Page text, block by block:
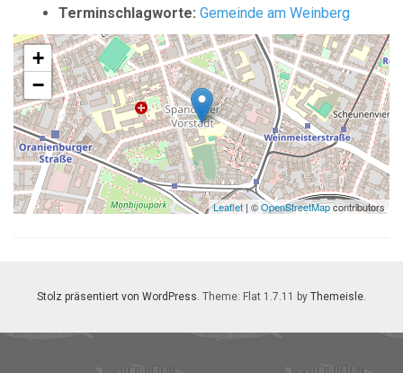
Terminschlagworte: Gemeinde am Weinberg
+
−
Leaflet| ©OpenStreetMapcontributors
Stolz präsentiert von WordPress. Theme: Flat 1.7.11 by Themeisle.